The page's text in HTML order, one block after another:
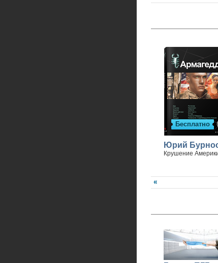
Бесплатно
Юрий
Крушение